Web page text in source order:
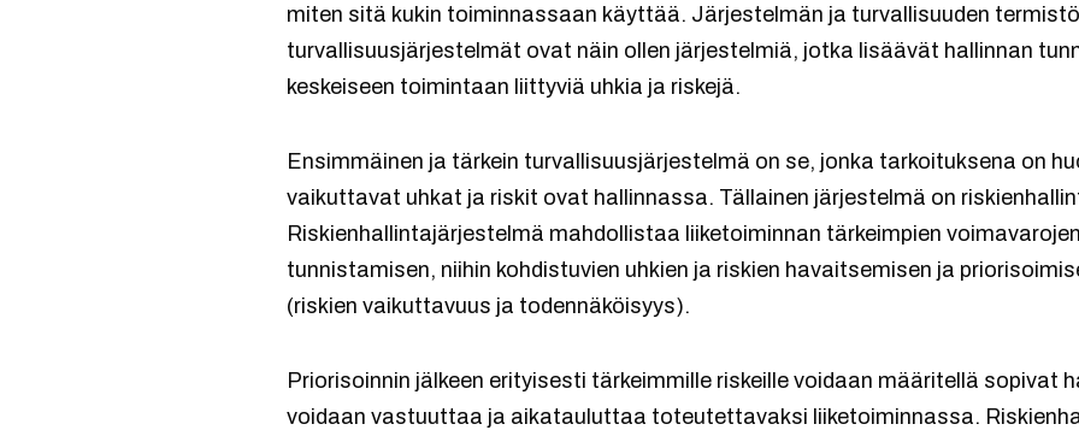
miten sitä kukin toiminnassaan käyttää. Järjestelmän ja turvallisuuden
turvallisuusjärjestelmät ovat näin ollen järjestelmiä, jotka lisäävät hallinnan
keskeiseen toimintaan liittyviä uhkia ja riskejä.
Ensimmäinen ja tärkein turvallisuusjärjestelmä on se, jonka tarkoituksena on
vaikuttavat uhkat ja riskit ovat hallinnassa. Tällainen järjestelmä on
Riskienhallintajärjestelmä mahdollistaa liiketoiminnan tärkeimpien
tunnistamisen, niihin kohdistuvien uhkien ja riskien havaitsemisen ja
(riskien vaikuttavuus ja todennäköisyys).
Priorisoinnin jälkeen erityisesti tärkeimmille riskeille voidaan määritellä sopivat
voidaan vastuuttaa ja aikatauluttaa toteutettavaksi liiketoiminnassa.